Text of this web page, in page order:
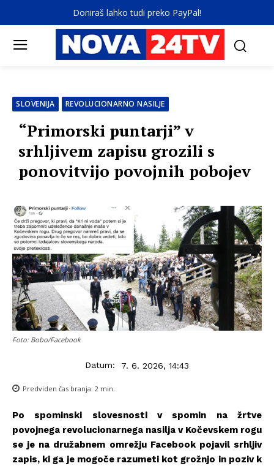
Doniraš lahko tudi preko PayPal!
SLOVENIJA REVOLUCIONARNO NASILJE
“Primorski puntarji” v
srhljivem zapisu grozili s
ponovitvijo povojnih pobojev
Foto: Bobo/Facebook
Datum: 7. 6. 2026, 14:43
Predviden čas branja: 2 min.
Po spominski slovesnosti v spomin na žrtve
povojnega revolucionarnega nasilja v Kočevskem rogu
se je na družabnem omrežju Facebook pojavil srhljiv
zapis, ki ga je mogoče razumeti kot grožnjo in poziv k